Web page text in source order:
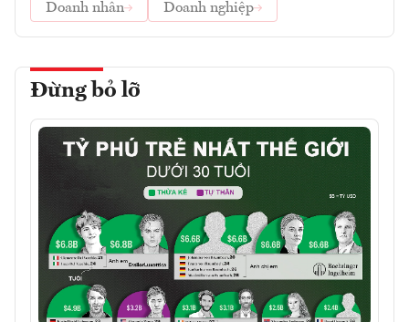
Doanh nhân
Doanh nghiệp
Đừng bỏ lỡ